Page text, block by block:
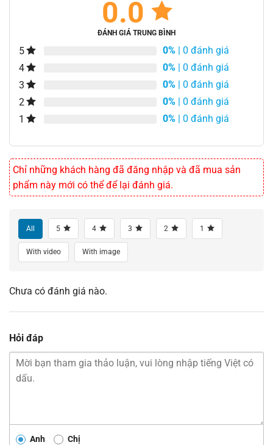
0.0
ĐÁNH GIÁ TRUNG BÌNH
5 0% | 0 đánh giá
4
0% | 0 đánh giá
3
0% | 0 đánh giá
2
0% | 0 đánh giá
1
0% | 0 đánh giá
Chỉ những khách hàng đã đăng nhập và đã mua sản
phẩm này mới có thể để lại đánh giá.
All 5 4 3 2 1
With video With image
Chưa có đánh giá nào.
Hỏi đáp
Anh Chị